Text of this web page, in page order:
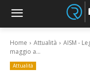
Home Attualità
AISM -
maggio a...
Attualità